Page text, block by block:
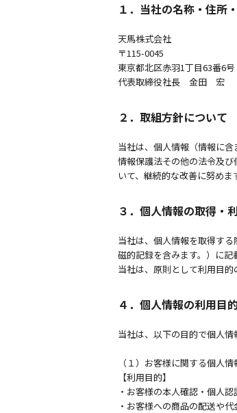
１．当社の名称・住所
天馬株式会社
〒115-0045
東京都北区赤羽1丁目63番6号
代表取締役社長 金田 宏
２．取組方針について
当社は、個人情報（情報に
情報保護法その他の法令及
いて、継続的な改善に努めま
３．個人情報の取得・
当社は、個人情報を取得す
磁的記録を含みます。）に記
当社は、原則として利用目的
４．個人情報の利用目的
当社は、以下の目的で個人情
（１）お客様に関する個人情
【利用目的】
・お客様の本人確認・個人認
・お客様への商品の配送や